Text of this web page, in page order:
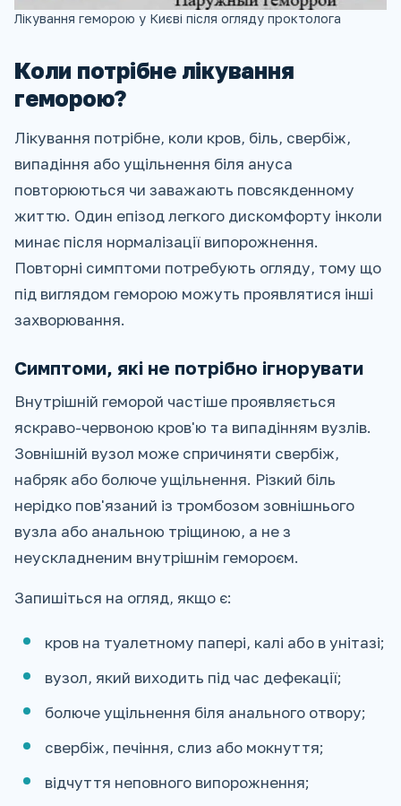
Лікування геморою у Києві після огляду проктолога
Коли потрібне лікування
геморою?
Лікування потрібне, коли кров, біль, свербіж,
випадіння або ущільнення біля ануса
повторюються чи заважають повсякденному
життю. Один епізод легкого дискомфорту інколи
минає після нормалізації випорожнення.
Повторні симптоми потребують огляду, тому що
під виглядом геморою можуть проявлятися інші
захворювання.
Симптоми, які не потрібно ігнорувати
Внутрішній геморой частіше проявляється
яскраво-червоною кров'ю та випадінням вузлів.
Зовнішній вузол може спричиняти свербіж,
набряк або болюче ущільнення. Різкий біль
нерідко пов'язаний із тромбозом зовнішнього
вузла або анальною тріщиною, а не з
неускладненим внутрішнім гемороєм.
Запишіться на огляд, якщо є:
кров на туалетному папері, калі або в унітазі;
вузол, який виходить під час дефекації;
болюче ущільнення біля анального отвору;
свербіж, печіння, слиз або мокнуття;
відчуття неповного випорожнення;